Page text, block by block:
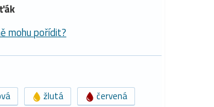
mohu pořídit?
žlutá
červená